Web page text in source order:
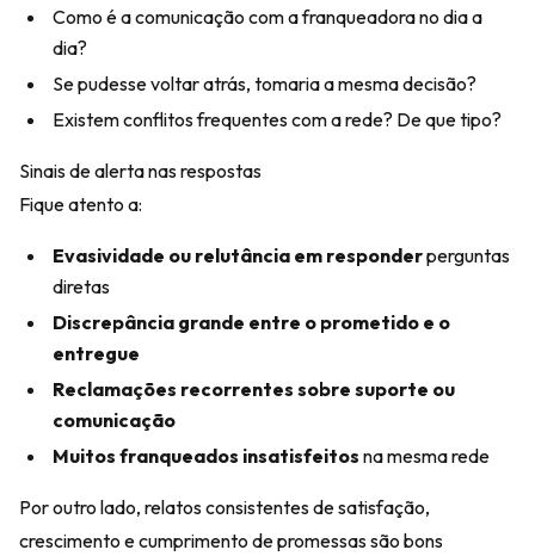
Como é a comunicação com a franqueadora no dia a
dia?
Se pudesse voltar atrás, tomaria a mesma decisão?
Existem conflitos frequentes com a rede? De que tipo?
Sinais de alerta nas respostas
Fique atento a:
Evasividade ou relutância em responderperguntas
diretas
Discrepância grande entre o prometido e o
entregue
Reclamações recorrentes sobre suporte ou
comunicação
Muitos franqueados insatisfeitos na mesma rede
Por outro lado, relatos consistentes de satisfação,
crescimento e cumprimento de promessas são bons